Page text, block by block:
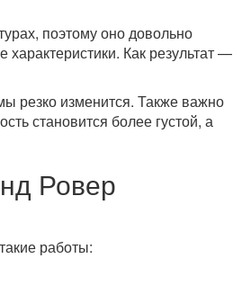
поэтому оно довольно
Как результат —
резко изменится. Также важно
становится более густой, а
Ровер
работы: